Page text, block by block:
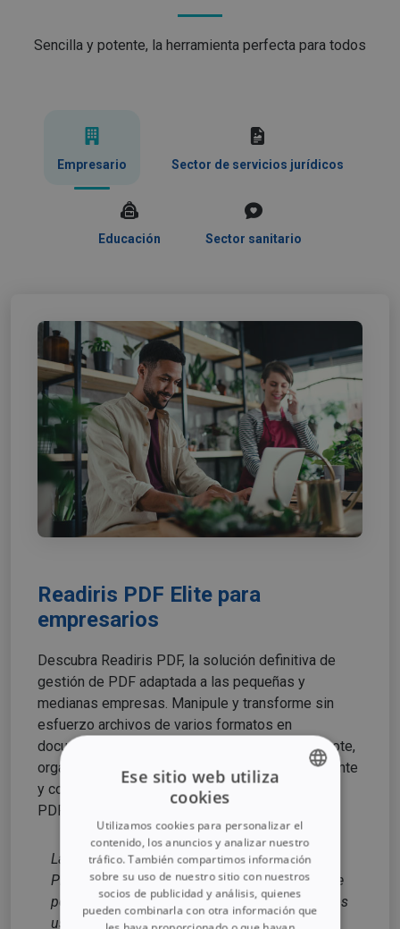
Sencilla y potente, la herramienta perfecta para todos
Empresario Sector de servicios jurídicos
Educación Sector sanitario
Readiris PDF Elite para
empresarios
Descubra Readiris PDF, la solución definitiva de
gestión de PDF adaptada a las pequeñas y
medianas empresas. Manipule y transforme sin
esfuerzo archivos de varios formatos en
documentos PDF profesionales. Cree, edite, anote,
organice, mejore, comprima, firme electrónicamente
y comparta de forma fácil y segura sus archivos
PDF personalizados individuales o múltiples.
La solución de gestión documental Readiris
PDF es una solución de software avanzada que
pone numerosas funciones a disposición de los
usuarios:
FRENCH
SPANISH
GERMAN
ITALIAN
Ese sitio web utiliza
cookies
Utilizamos cookies para personalizar el
contenido, los anuncios y analizar nuestro
tráfico. También compartimos información
sobre su uso de nuestro sitio con nuestros
socios de publicidad y análisis, quienes
pueden combinarla con otra información que